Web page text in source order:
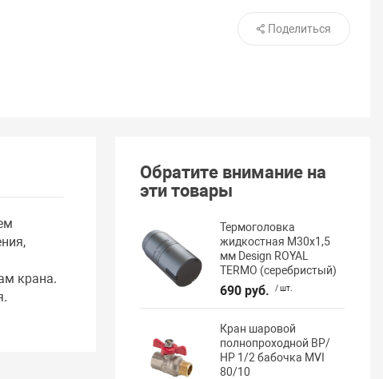
Поделиться
крана.
Обратите внимание на
эти товары
Термоголовка
жидкостная М30х1,5
мм Design ROYAL
TERMO (серебристый)
690 руб. / шт.
Кран шаровой
полнопроходной ВР/
НР 1/2 бабочка MVI
80/10